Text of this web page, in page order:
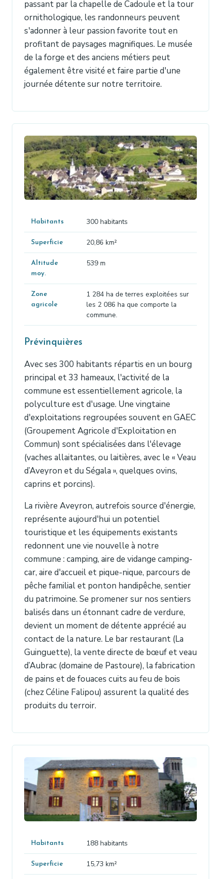
passant par la chapelle de Cadoule et la tour
ornithologique, les randonneurs peuvent
s'adonner à leur passion favorite tout en
profitant de paysages magnifiques. Le musée
de la forge et des anciens métiers peut
également être visité et faire partie d'une
journée détente sur notre territoire.
Habitants 300 habitants
Superficie 20,86 km²
Altitude
moy.
539 m
Zone
agricole
1 284 ha de terres exploitées sur
les 2 086 ha que comporte la
commune.
Prévinquières
Avec ses 300 habitants répartis en un bourg
principal et 33 hameaux, l'activité de la
commune est essentiellement agricole, la
polyculture est d'usage. Une vingtaine
d'exploitations regroupées souvent en GAEC
(Groupement Agricole d'Exploitation en
Commun) sont spécialisées dans l'élevage
(vaches allaitantes, ou laitières, avec le « Veau
d’Aveyron et du Ségala », quelques ovins,
caprins et porcins).
La rivière Aveyron, autrefois source d'énergie,
représente aujourd'hui un potentiel
touristique et les équipements existants
redonnent une vie nouvelle à notre
commune : camping, aire de vidange camping-
car, aire d'accueil et pique-nique, parcours de
pêche familial et ponton handipêche, sentier
du patrimoine. Se promener sur nos sentiers
balisés dans un étonnant cadre de verdure,
devient un moment de détente apprécié au
contact de la nature. Le bar restaurant (La
Guinguette), la vente directe de bœuf et veau
d’Aubrac (domaine de Pastoure), la fabrication
de pains et de fouaces cuits au feu de bois
(chez Céline Falipou) assurent la qualité des
produits du terroir.
Habitants 188 habitants
Superficie 15,73 km²